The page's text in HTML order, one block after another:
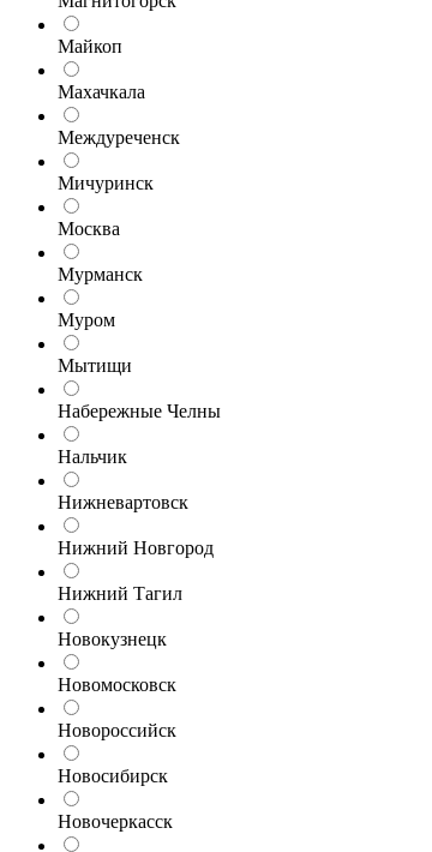
Майкоп
Махачкала
Междуреченск
Мичуринск
Москва
Мурманск
Муром
Мытищи
Набережные Челны
Нальчик
Нижневартовск
Нижний Новгород
Нижний Тагил
Новокузнецк
Новомосковск
Новороссийск
Новосибирск
Новочеркасск